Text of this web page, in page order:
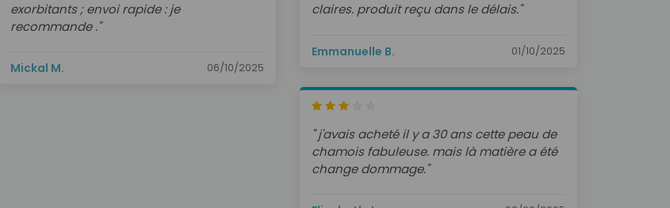
exorbitants ; envoi rapide : je
recommande ."
Mickal M. 06/10/2025
claires. produit reçu dans le délais."
Emmanuelle B. 01/10/2025
" j'avais acheté il y a 30 ans cette peau de
chamois fabuleuse. mais là matière a été
change dommage."